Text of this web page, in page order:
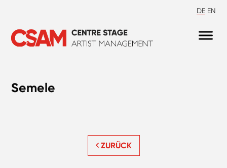
DE EN
Semele
ZURÜCK